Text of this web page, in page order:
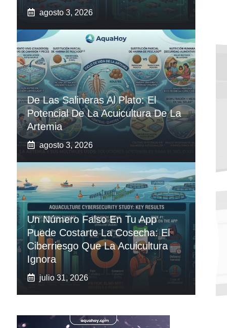
agosto 3, 2026
De Las Salineras Al Plato: El
Potencial De La Acuicultura De La
Artemia
agosto 3, 2026
Un Número Falso En Tu App
Puede Costarte La Cosecha: El
Ciberriesgo Que La Acuicultura
Ignora
julio 31, 2026